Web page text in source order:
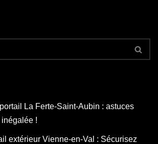
La Ferte-Saint-Aubin : astuces
!
extérieur Vienne-en-Val : Sécurisez